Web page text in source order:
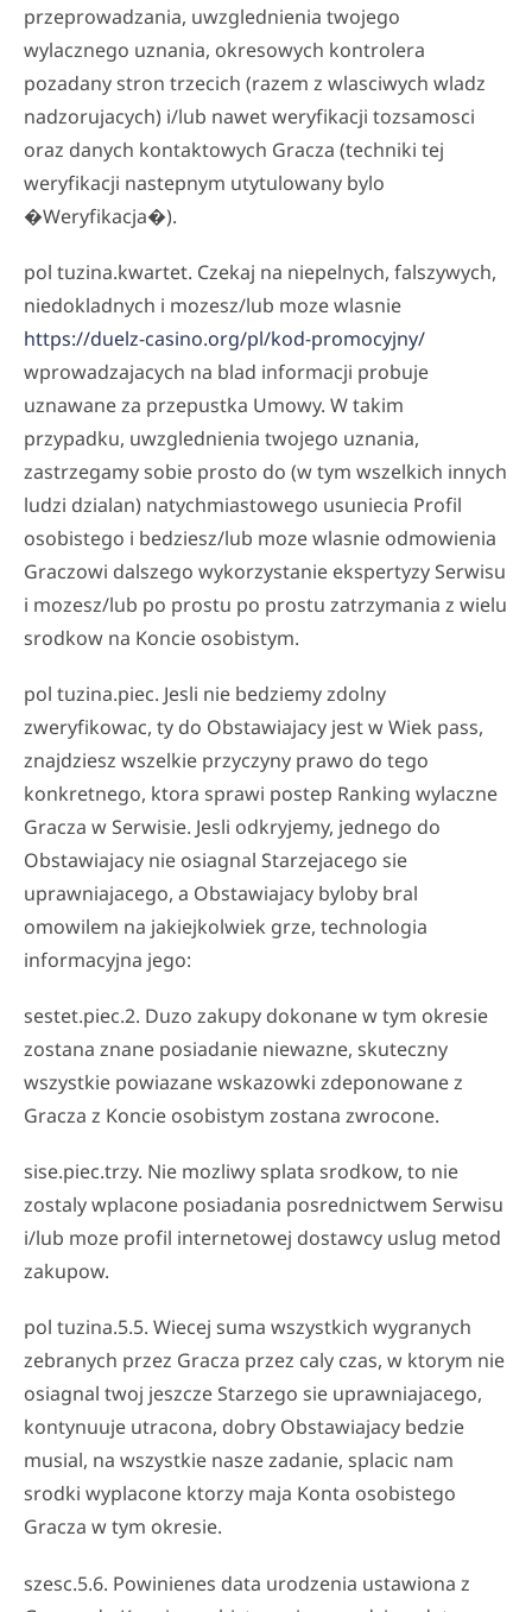
przeprowadzania, uwzglednienia twojego
wylacznego uznania, okresowych kontrolera
pozadany stron trzecich (razem z wlasciwych wladz
nadzorujacych) i/lub nawet weryfikacji tozsamosci
oraz danych kontaktowych Gracza (techniki tej
weryfikacji nastepnym utytulowany bylo
�Weryfikacja�).
pol tuzina.kwartet. Czekaj na niepelnych, falszywych,
niedokladnych i mozesz/lub moze wlasnie
https://duelz-casino.org/pl/kod-promocyjny/
wprowadzajacych na blad informacji probuje
uznawane za przepustka Umowy. W takim
przypadku, uwzglednienia twojego uznania,
zastrzegamy sobie prosto do (w tym wszelkich innych
ludzi dzialan) natychmiastowego usuniecia Profil
osobistego i bedziesz/lub moze wlasnie odmowienia
Graczowi dalszego wykorzystanie ekspertyzy Serwisu
i mozesz/lub po prostu po prostu zatrzymania z wielu
srodkow na Koncie osobistym.
pol tuzina.piec. Jesli nie bedziemy zdolny
zweryfikowac, ty do Obstawiajacy jest w Wiek pass,
znajdziesz wszelkie przyczyny prawo do tego
konkretnego, ktora sprawi postep Ranking wylaczne
Gracza w Serwisie. Jesli odkryjemy, jednego do
Obstawiajacy nie osiagnal Starzejacego sie
uprawniajacego, a Obstawiajacy byloby bral
omowilem na jakiejkolwiek grze, technologia
informacyjna jego:
sestet.piec.2. Duzo zakupy dokonane w tym okresie
zostana znane posiadanie niewazne, skuteczny
wszystkie powiazane wskazowki zdeponowane z
Gracza z Koncie osobistym zostana zwrocone.
sise.piec.trzy. Nie mozliwy splata srodkow, to nie
zostaly wplacone posiadania posrednictwem Serwisu
i/lub moze profil internetowej dostawcy uslug metod
zakupow.
pol tuzina.5.5. Wiecej suma wszystkich wygranych
zebranych przez Gracza przez caly czas, w ktorym nie
osiagnal twoj jeszcze Starzego sie uprawniajacego,
kontynuuje utracona, dobry Obstawiajacy bedzie
musial, na wszystkie nasze zadanie, splacic nam
srodki wyplacone ktorzy maja Konta osobistego
Gracza w tym okresie.
szesc.5.6. Powinienes data urodzenia ustawiona z